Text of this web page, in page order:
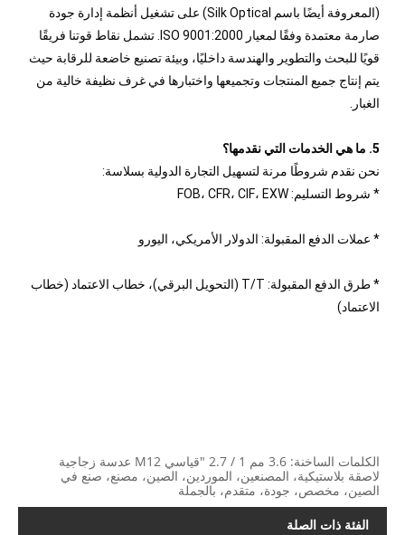
(المعروفة أيضًا باسم Silk Optical) على تشغيل أنظمة إدارة جودة
صارمة معتمدة وفقًا لمعيار ISO 9001:2000. تشمل نقاط قوتنا فريقًا
قويًا للبحث والتطوير والهندسة داخليًا، وبيئة تصنيع خاضعة للرقابة حيث
يتم إنتاج جميع المنتجات وتجميعها واختبارها في غرف نظيفة خالية من
الغبار.
5. ما هي الخدمات التي نقدمها؟
نحن نقدم شروطًا مرنة لتسهيل التجارة الدولية بسلاسة:
* شروط التسليم: FOB، CFR، CIF، EXW
* عملات الدفع المقبولة: الدولار الأمريكي، اليورو
* طرق الدفع المقبولة: T/T (التحويل البرقي)، خطاب الاعتماد (خطاب
الاعتماد)
الكلمات الساخنة: 3.6 مم 1 / 2.7 "قياسي M12 عدسة زجاجية
لاصقة بلاستيكية، المصنعين، الموردين، الصين، مصنع، صنع في
الصين، مخصص، جودة، متقدم، بالجملة
الفئة ذات الصلة